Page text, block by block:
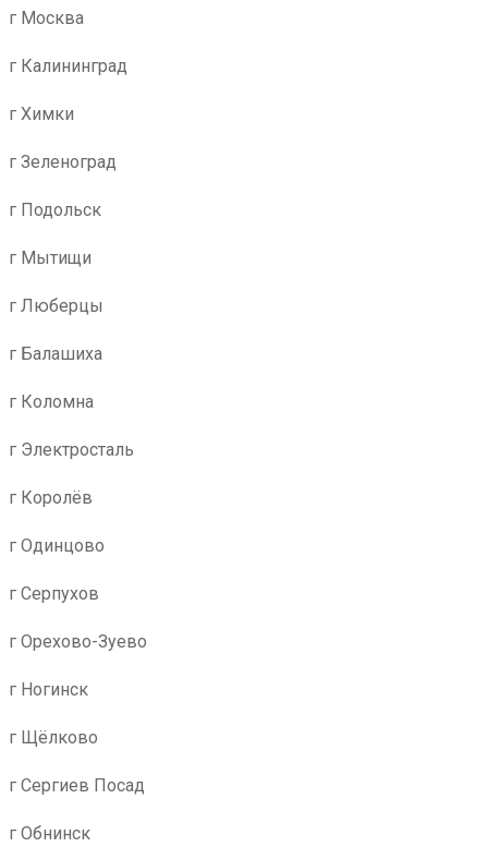
г Москва
г Калининград
г Химки
г Зеленоград
г Подольск
г Мытищи
г Люберцы
г Балашиха
г Коломна
г Электросталь
г Королёв
г Одинцово
г Серпухов
г Орехово-Зуево
г Ногинск
г Щёлково
г Сергиев Посад
г Обнинск